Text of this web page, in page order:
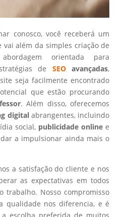
conosco, você receberá um
vai além da simples criação de
orientada para
de SEOavançadas,
seja facilmente encontrado
que estão procurando
. Além disso, oferecemos
digital abrangentes, incluindo
social, publicidade online e
a impulsionar ainda mais o
a satisfação do cliente e nos
as expectativas em todos
trabalho. Nosso compromisso
qualidade nos diferencia, e é